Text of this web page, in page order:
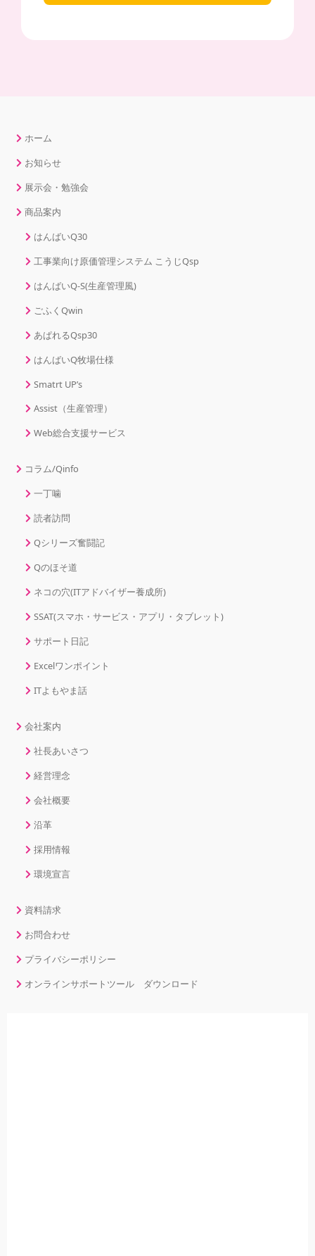
ホーム
お知らせ
展示会・勉強会
商品案内
はんばいQ30
工事業向け原価管理システム こうじQsp
はんばいQ-S(生産管理風)
ごふくQwin
あぱれるQsp30
はんばいQ牧場仕様
Smatrt UP’s
Assist（生産管理）
Web総合支援サービス
コラム/Qinfo
一丁噛
読者訪問
Qシリーズ奮闘記
Qのほそ道
ネコの穴(ITアドバイザー養成所)
SSAT(スマホ・サービス・アプリ・タブレット)
サポート日記
Excelワンポイント
ITよもやま話
会社案内
社長あいさつ
経営理念
会社概要
沿革
採用情報
環境宣言
資料請求
お問合わせ
プライバシーポリシー
オンラインサポートツール ダウンロード